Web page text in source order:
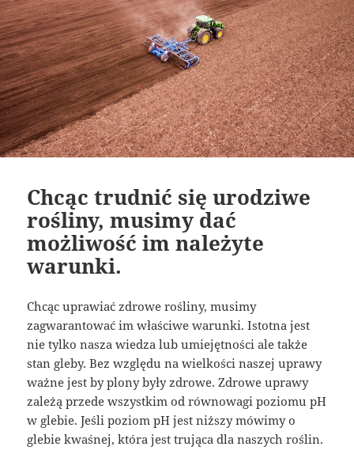
Chcąc trudnić się urodziwe
rośliny, musimy dać
możliwość im należyte
warunki.
Chcąc uprawiać zdrowe rośliny, musimy
zagwarantować im właściwe warunki. Istotna jest
nie tylko nasza wiedza lub umiejętności ale także
stan gleby. Bez względu na wielkości naszej uprawy
ważne jest by plony były zdrowe. Zdrowe uprawy
zależą przede wszystkim od równowagi poziomu pH
w glebie. Jeśli poziom pH jest niższy mówimy o
glebie kwaśnej, która jest trująca dla naszych roślin.